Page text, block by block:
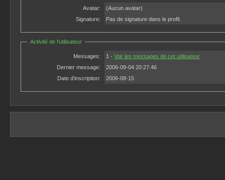
Avatar:
(Aucun avatar)
Signature:
Pas de signature dans le profil.
Activité de l'utilisateur
Messages: 1 - Voir les messages de cet utilisateur
Dernier message:
2006-09-04 20:27:46
Date d'inscription:
2006-08-15